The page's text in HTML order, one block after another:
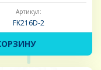
Артикул:
FK216D-2